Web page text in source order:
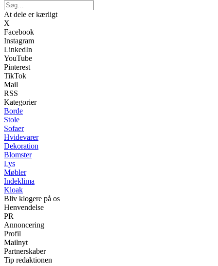
At dele er kærligt
X
Facebook
Instagram
LinkedIn
YouTube
Pinterest
TikTok
Mail
RSS
Kategorier
Borde
Stole
Sofaer
Hvidevarer
Dekoration
Blomster
Lys
Møbler
Indeklima
Kloak
Bliv klogere på os
Henvendelse
PR
Annoncering
Profil
Mailnyt
Partnerskaber
Tip redaktionen